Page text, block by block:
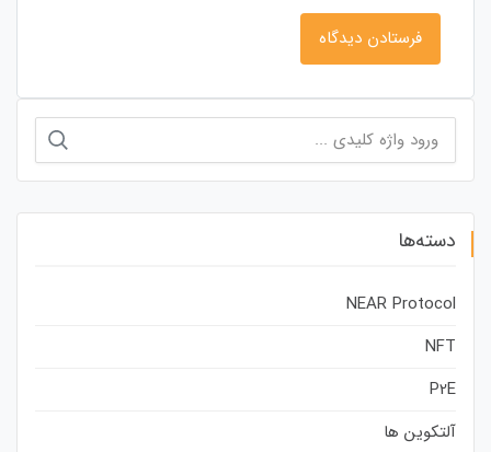
برای:
دسته‌ها
NEAR Protocol
NFT
P2E
آلتکوین ها